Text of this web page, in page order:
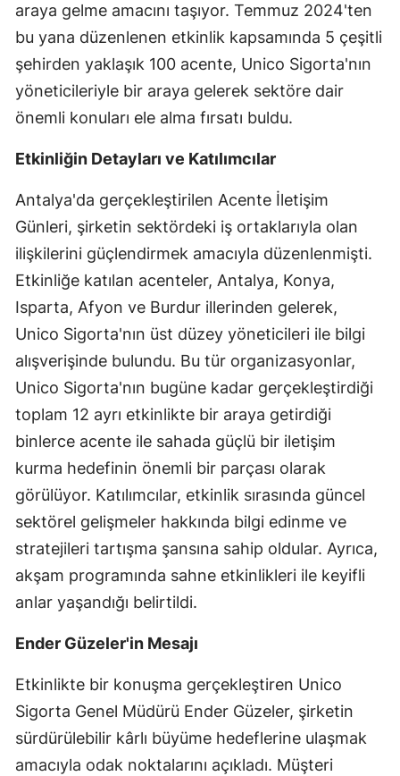
Erzincan
Erzurum
Gaziantep
Giresun
Gümüşhane
Hakkari
Hatay
Isparta
Mersin
İstanbul
İzmir
Kars
Kastamonu
Kayseri
Kocaeli
Konya
Kütahya
araya gelme amacını taşıyor. Temmuz 2024'ten
bu yana düzenlenen etkinlik kapsamında 5 çeşitli
şehirden yaklaşık 100 acente, Unico Sigorta'nın
yöneticileriyle bir araya gelerek sektöre dair
önemli konuları ele alma fırsatı buldu.
Etkinliğin Detayları ve Katılımcılar
Antalya'da gerçekleştirilen Acente İletişim
Günleri, şirketin sektördeki iş ortaklarıyla olan
ilişkilerini güçlendirmek amacıyla düzenlenmişti.
Etkinliğe katılan acenteler, Antalya, Konya,
Isparta, Afyon ve Burdur illerinden gelerek,
Unico Sigorta'nın üst düzey yöneticileri ile bilgi
alışverişinde bulundu. Bu tür organizasyonlar,
Unico Sigorta'nın bugüne kadar gerçekleştirdiği
toplam 12 ayrı etkinlikte bir araya getirdiği
binlerce acente ile sahada güçlü bir iletişim
kurma hedefinin önemli bir parçası olarak
görülüyor. Katılımcılar, etkinlik sırasında güncel
sektörel gelişmeler hakkında bilgi edinme ve
stratejileri tartışma şansına sahip oldular. Ayrıca,
akşam programında sahne etkinlikleri ile keyifli
anlar yaşandığı belirtildi.
Ender Güzeler'in Mesajı
Etkinlikte bir konuşma gerçekleştiren Unico
Sigorta Genel Müdürü Ender Güzeler, şirketin
sürdürülebilir kârlı büyüme hedeflerine ulaşmak
amacıyla odak noktalarını açıkladı. Müşteri